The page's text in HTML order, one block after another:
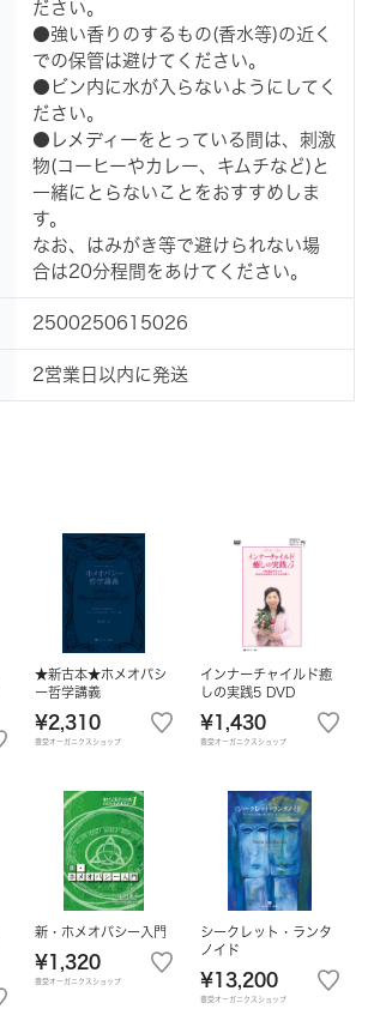
★新古本★ホメオパシ
ー哲学講義
¥2,310
豊受オーガニクスショップ
インナーチャイルド癒
しの実践5 DVD
¥1,430
豊受オーガニクスショップ
新・ホメオパシー入門
¥1,320
豊受オーガニクスショップ
シークレット・ランタ
ノイド
¥13,200
豊受オーガニクスショップ
ださい。
●強い香りのするもの(香水等)の近く
での保管は避けてください。
●ビン内に水が入らないようにしてく
ださい。
●レメディーをとっている間は、刺激
物(コーヒーやカレー、キムチなど)と
一緒にとらないことをおすすめしま
す。
なお、はみがき等で避けられない場
合は20分程間をあけてください。
2500250615026
2営業日以内に発送